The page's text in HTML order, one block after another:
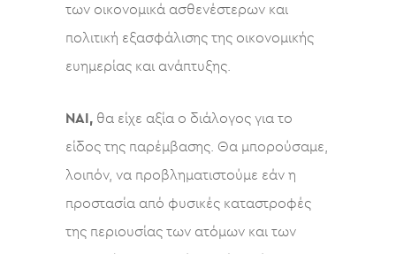
των οικονομικά ασθενέστερων και
πολιτική εξασφάλισης της οικονομικής
ευημερίας και ανάπτυξης.
ΝΑΙ, θα είχε αξία ο διάλογος για το
είδος της παρέμβασης. Θα μπορούσαμε,
λοιπόν, να προβληματιστούμε εάν η
προστασία από φυσικές καταστροφές
της περιουσίας των ατόμων και των